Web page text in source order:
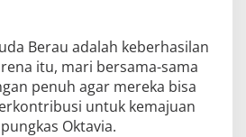
Berau adalah keberhasilan
itu, mari bersama-sama
penuh agar mereka bisa
untuk kemajuan
Oktavia.